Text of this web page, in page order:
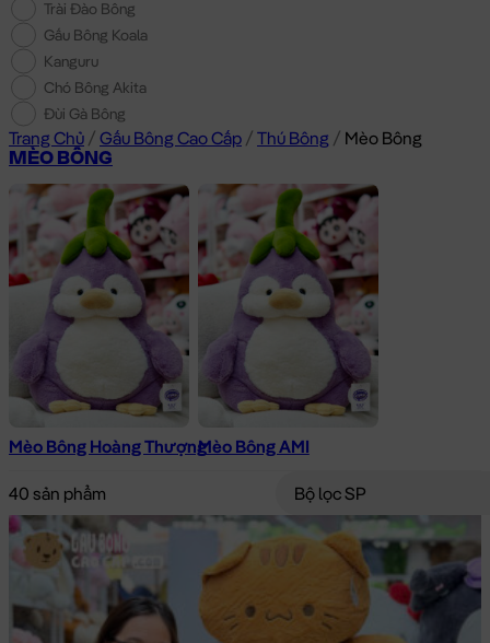
Trài Đào Bông
Gấu Bông Koala
Kanguru
Chó Bông Akita
Đùi Gà Bông
Trang Chủ / Gấu Bông Cao Cấp / Thú Bông / Mèo Bông
MÈO BÔNG
Mèo Bông Hoàng ThượngMèo Bông AMI
40 sản phẩm Bộ lọc SP